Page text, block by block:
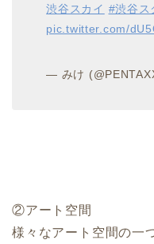
渋谷スカイ #渋谷ス
pic.twitter.com/
— みけ
②アート空間
様々なアート空間の一